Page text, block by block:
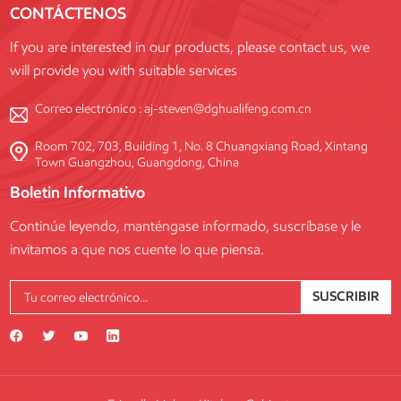
para satisfacer las diversas
necesidades de cada proyecto.
CONTÁCTENOS
If you are interested in our products, please contact us, we
will provide you with suitable services
Correo electrónico :aj-steven@dghualifeng.com.cn
Room 702, 703, Building 1, No. 8 Chuangxiang Road, Xintang
Town Guangzhou, Guangdong, China
Boletin Informativo
Continúe leyendo, manténgase informado, suscríbase y le
invitamos a que nos cuente lo que piensa.
SUSCRIBIR